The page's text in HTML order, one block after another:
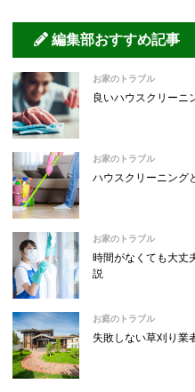
編集部おすすめ記事
お家のトラブル
良いハウスクリーニ
お家のトラブル
ハウスクリーニング
お家のトラブル
時間がなくても大丈
説
お庭のトラブル
失敗しない草刈り業